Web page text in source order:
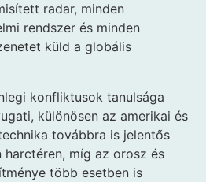
radar, minden
rendszer és minden
küld a globális
konfliktusok tanulsága
különösen az amerikai és
továbbra is jelentős
míg az orosz és
több esetben is